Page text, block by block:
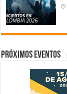
Próximos eventos